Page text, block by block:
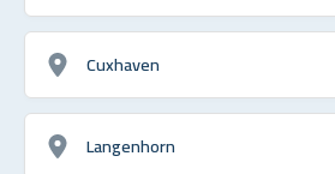
Cuxhaven
Langenhorn